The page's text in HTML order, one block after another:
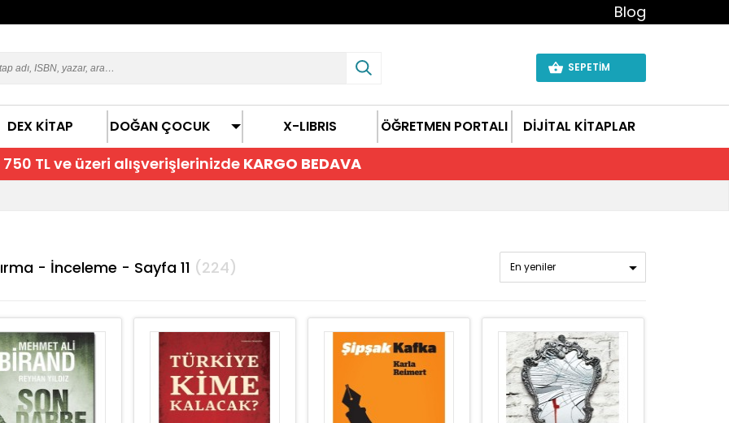
Blog
SEPETİM
DEX KİTAP DOĞAN ÇOCUK X-LIBRIS ÖĞRETMEN PORTALI DİJİTAL KİTAPLAR
750 TL ve üzeri alışverişlerinizde KARGO BEDAVA
- İnceleme - Sayfa 11 (224) En yeniler